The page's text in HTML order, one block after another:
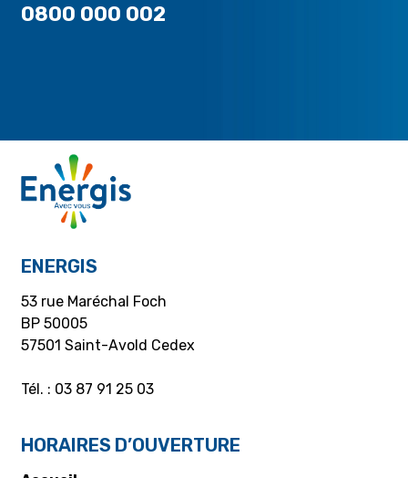
0800 000 002
ENERGIS
53 rue Maréchal Foch
BP 50005
57501 Saint-Avold Cedex
Tél. : 03 87 91 25 03
HORAIRES D’OUVERTURE